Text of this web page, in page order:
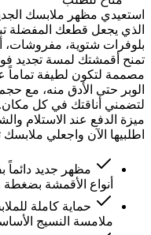
استعيدي مظهر ملابسك
الذي يجعل قطعك المفضلة
بلوفرات شتوية، مفروشات،
تمنح أقمشتك لمسة تجديد
مصممة لتكون لطيفة
الوبر حتى الأدق منه، مع
لتضمني أناقتك في كل
ميزة الدفع عند الاستلام
اطلبيها الآن واجعلي
مظهر جديد دائماً
أنواع الأقمشة بضغطة
حماية كاملة
ملامسة النسيج